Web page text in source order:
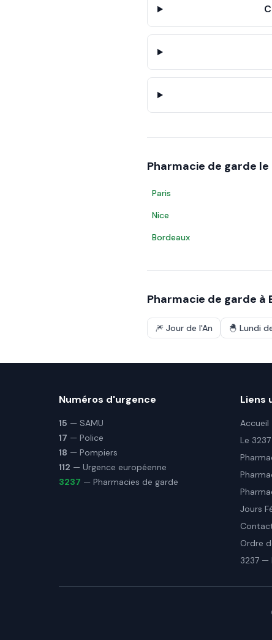
Pharmacie de garde le
Paris
Nice
Bordeaux
Pharmacie de garde à
🎆 Jour de l'An 🐣 Lundi
Numéros d'urgence
15 — SAMU
17 — Police
18 — Pompiers
112 — Urgence européenne
3237 — Pharmacies de garde
Liens
Accueil
Le 3237
Jours
Ordre
3237 —